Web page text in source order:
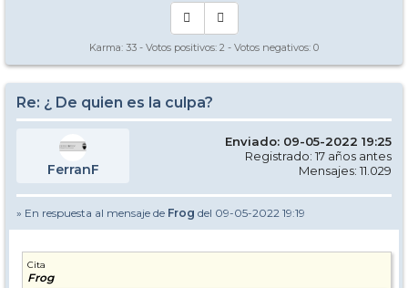
Karma: 33 - Votos positivos: 2 - Votos negativos: 0
Re: ¿ De quien es la culpa?
FerranF
Enviado: 09-05-2022 19:25
Registrado: 17 años antes
Mensajes: 11.029
» En respuesta al mensaje de Frog del 09-05-2022 19:19
Cita
Frog